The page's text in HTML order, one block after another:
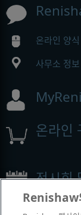
온라인 양식
사무소 정보
온라인
전시회
Renishaw에서 참
Renishaw